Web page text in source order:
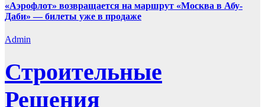
«Аэрофлот» возвращается на маршрут «Москва в Абу-
Даби» — билеты уже в продаже
Admin
Строительные
Решения